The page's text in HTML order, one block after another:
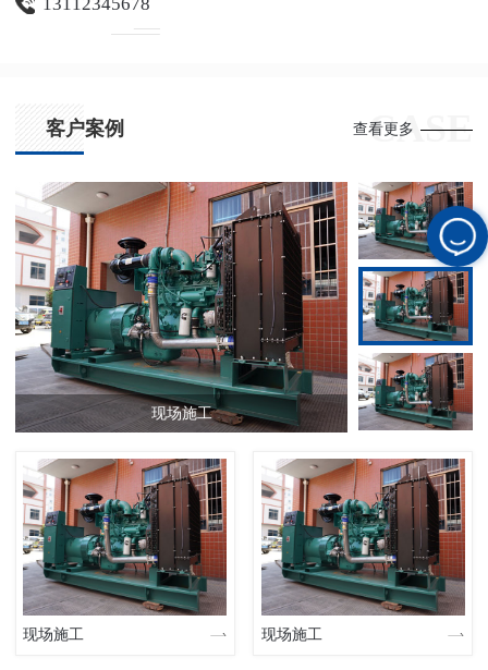
13112345678
客户案例 CASE
查看更多
现场施工
现场施工 现场施工